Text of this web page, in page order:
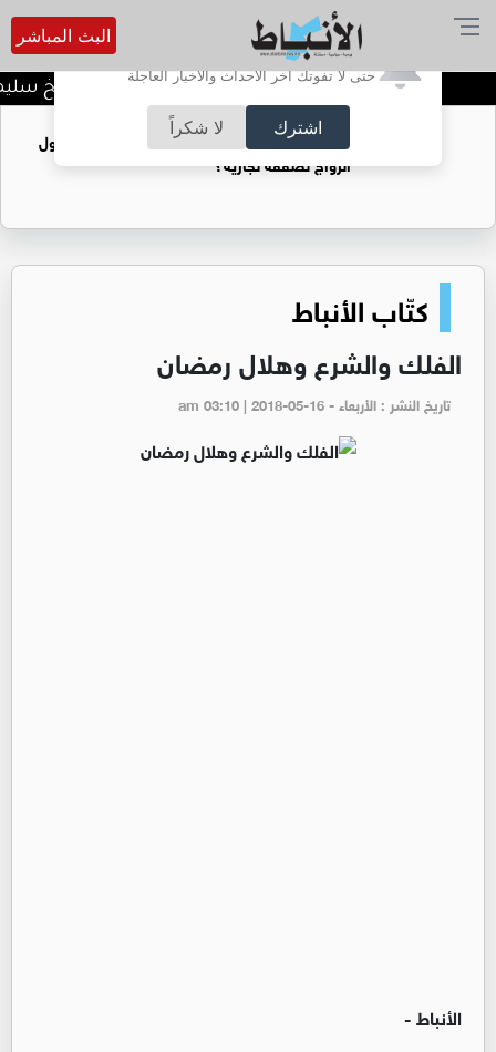
أترغب في تفعيل الإشعارات؟
حتى لا تفوتك آخر الأحداث والأخبار العاجلة
اشترك لا شكراً
البث المباشر
د. منذر جرادات يهنىء الشيخ
فتيات يستغللنه لتحقيق مكاسب مادية.. هل تحول
الزواج لصفقة تجارية؟
كتّاب الأنباط
الفلك والشرع وهلال رمضان
تاريخ النشر : الأربعاء - am 03:10 | 2018-05-16
الأنباط -